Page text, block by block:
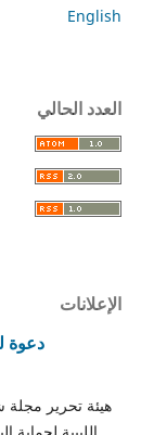
English
العدد الحالي
الإعلانات
دعوة
هيئة تحرير مجلة